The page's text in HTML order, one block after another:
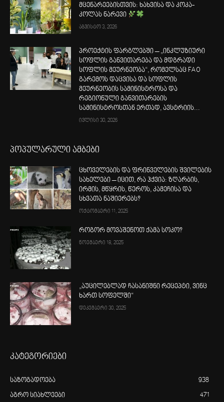
მცენარეებისთვის: ხახვისა და კოკა-
კოლას ნარევი
აგვისტო 3, 2026
პროექტის ფარგლებში – „ინკლუზიური
სოფლის განვითარება და მდგრადი
სოფლის მეურნეობა“, რომელსაც FAO
გარემოს დაცვისა და სოფლის
მეურნეობის სამინისტროსა და
რეგიონული განვითარების
სამინისტროსთან ერთად, ავსტრიის...
ივლისი 30, 2026
პოპულარული ამბები
ცხოველების და ფრინველების შვილების
სახელები – იცით, რა ჰქვია: ზღარბის,
ირმის, მწყრის, წეროს, კამეჩისა და
სხვათა ნაშიერებს?
ოქტომბერი 11, 2025
როგორ მოვაშენოთ ქამა სოკო?
ნოემბერი 18, 2025
„აუცილებლად ჩასანიშნი რეცეპტი, ვინც
ხართ სოფელში“
დეკემბერი 30, 2025
კატეგორიები
საზოგადოება 938
აგრო სიახლეები 471